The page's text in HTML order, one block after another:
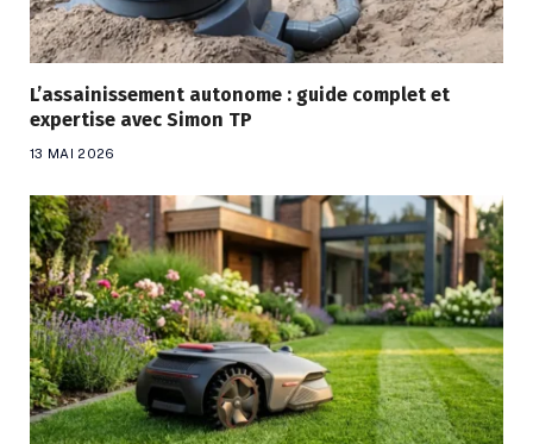
L’assainissement autonome : guide complet et
expertise avec Simon TP
13 MAI 2026